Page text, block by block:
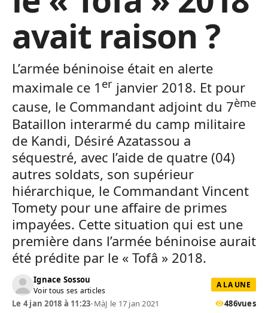
avait raison ?
L’armée béninoise était en alerte
maximale ce 1 er janvier 2018. Et pour
cause, le Commandant adjoint du 7ème
Bataillon interarmé du camp militaire
de Kandi, Désiré Azatassou a
séquestré, avec l’aide de quatre (04)
autres soldats, son supérieur
hiérarchique, le Commandant Vincent
Tomety pour une affaire de primes
impayées. Cette situation qui est une
première dans l’armée béninoise aurait
été prédite par le « Tofâ » 2018.
Ignace Sossou
Voir tous ses articles
A LA UNE
Le 4 jan 2018 à 11:23•MàJ le 17 jan 2021 486vues